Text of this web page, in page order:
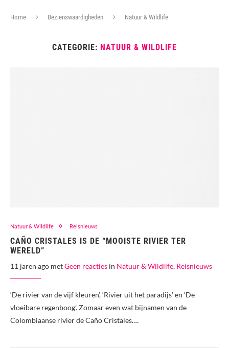
Home Bezienswaardigheden Natuur & Wildlife
CATEGORIE: NATUUR & WILDLIFE
Natuur & Wildlife Reisnieuws
CAÑO CRISTALES IS DE “MOOISTE RIVIER TER
WERELD”
11 jaren ago metGeen reacties in Natuur & Wildlife, Reisnieuws
‘De rivier van de vijf kleuren’, ‘Rivier uit het paradijs’ en ‘De
vloeibare regenboog’. Zomaar even wat bijnamen van de
Colombiaanse rivier de Caño Cristales.…